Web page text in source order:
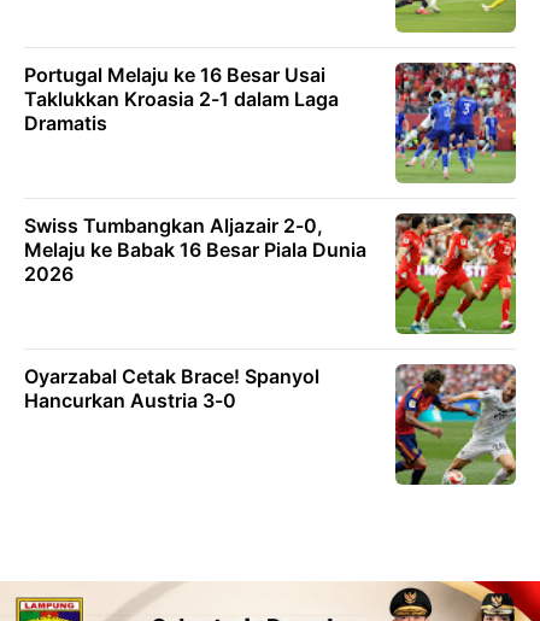
Portugal Melaju ke 16 Besar Usai
Taklukkan Kroasia 2-1 dalam Laga
Dramatis
Swiss Tumbangkan Aljazair 2-0,
Melaju ke Babak 16 Besar Piala Dunia
2026
Oyarzabal Cetak Brace! Spanyol
Hancurkan Austria 3-0